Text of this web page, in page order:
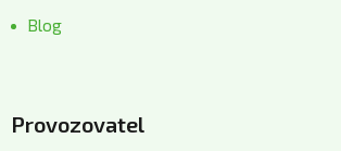
Blog
Provozovatel